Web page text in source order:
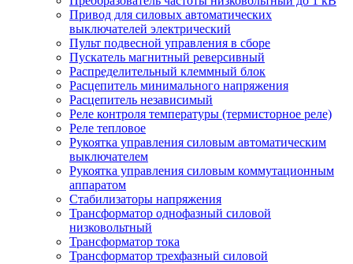
Привод для силовых автоматических
выключателей электрический
Пульт подвесной управления в сборе
Пускатель магнитный реверсивный
Распределительный клеммный блок
Расцепитель минимального напряжения
Расцепитель независимый
Реле контроля температуры (термисторное реле)
Реле тепловое
Рукоятка управления силовым автоматическим
выключателем
Рукоятка управления силовым коммутационным
аппаратом
Стабилизаторы напряжения
Трансформатор однофазный силовой
низковольтный
Трансформатор тока
Трансформатор трехфазный силовой